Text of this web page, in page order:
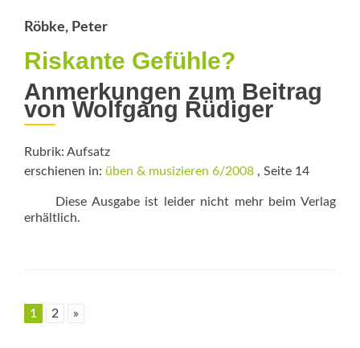
Röbke, Peter
Riskante Gefühle?
Anmerkungen zum Beitrag
von Wolfgang Rüdiger
Rubrik: Aufsatz
erschienen in: üben & musizieren 6/2008 , Seite 14
Diese Ausgabe ist leider nicht mehr beim Verlag
erhältlich.
1 2 »